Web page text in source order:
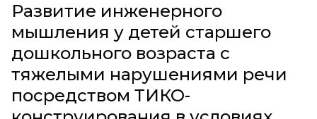
Развитие инженерного
мышления у детей старшего
дошкольного возраста с
тяжелыми нарушениями речи
посредством ТИКО-